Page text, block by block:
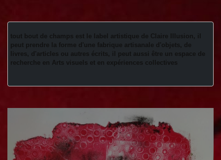
tout bout de champs est le label artistique de Claire Illusion, il
peut prendre la forme d'une fabrique artisanale d'objets, de
livres, d'articles ou autres écrits, il peut aussi être un espace de
recherche en Arts visuels et en expériences collectives